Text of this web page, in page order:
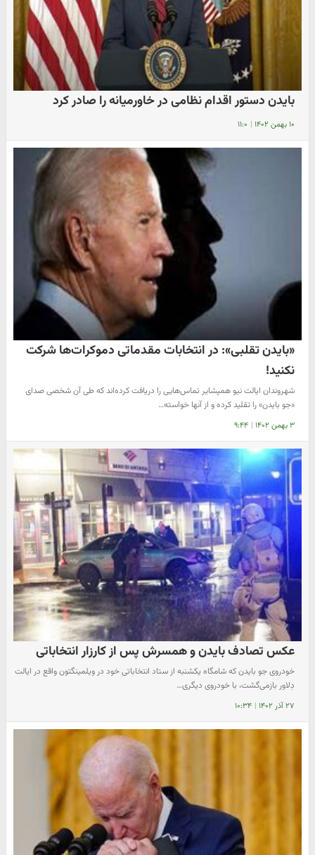
بایدن دستور اقدام نظامی در خاورمیانه را صادر کرد
۱۰ بهمن ۱۴۰۲ | ۱۱:۰
«بایدن تقلبی»: در انتخابات مقدماتی دموکرات‌ها شرکت
نکنید!
شهروندان ایالت نیو همپشایر تماس‌هایی را دریافت کرده‌اند که طی آن شخصی صدای
«جو بایدن» را تقلید کرده و از آنها خواسته…
۳ بهمن ۱۴۰۲ | ۹:۴۴
عکس تصادف بایدن و همسرش پس از کارزار انتخاباتی
خودروی جو بایدن که شامگاه یکشنبه از ستاد انتخاباتی خود در ویلمینگتون واقع در ایالت
دِلاور بازمی‌گشت، با خودروی دیگری…
۲۷ آذر ۱۴۰۲ | ۱۰:۳۴